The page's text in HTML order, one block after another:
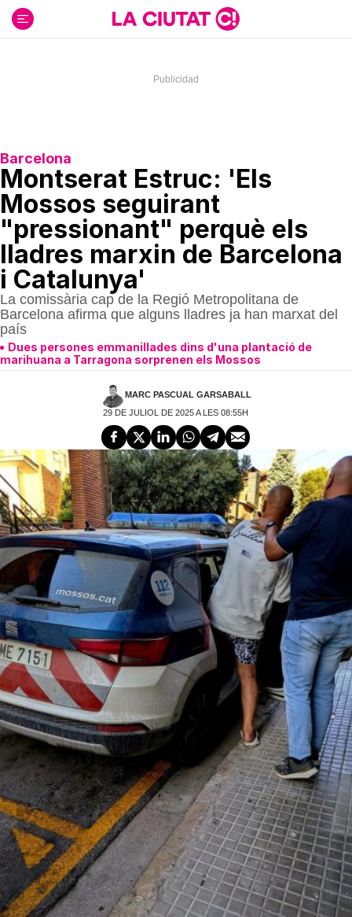
contenido
Barcelona
Montserat Estruc: 'Els
Mossos seguirant
"pressionant" perquè els
lladres marxin de Barcelona
i Catalunya'
La comissària cap de la Regió Metropolitana de
Barcelona afirma que alguns lladres ja han marxat del
país
Dues persones emmanillades dins d'una plantació de
marihuana a Tarragona sorprenen els Mossos
MARC PASCUAL GARSABALL
29 DE JULIOL DE 2025 A LES 08:55H